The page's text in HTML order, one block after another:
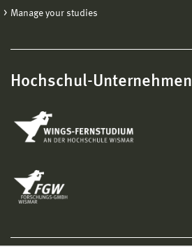
Manage your studies
Hochschul-Unternehmen